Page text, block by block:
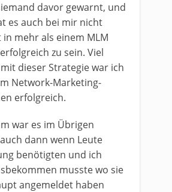
davor gewarnt, und
es auch bei mir nicht
mehr als einem MLM
zu sein. Viel
dieser Strategie war ich
Network-Marketing-
erfolgreich.
war es im Übrigen
dann wenn Leute
benötigten und ich
musste wo sie
angemeldet haben